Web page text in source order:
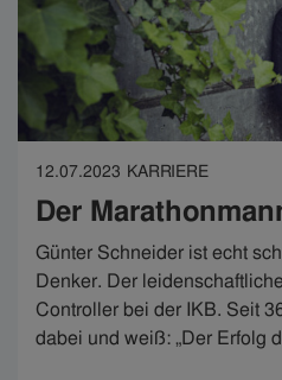
12.07.2023 KARRIERE
Der
Günter Schneider ist echt
Denker. Der
Controller bei der IKB. Seit
dabei und weiß: „Der Erfolg